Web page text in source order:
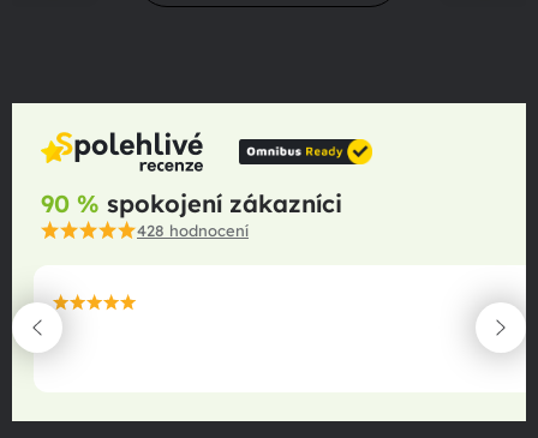
90 % spokojení zákazníci
428 hodnocení
maximální spokojenost
22.06.2025